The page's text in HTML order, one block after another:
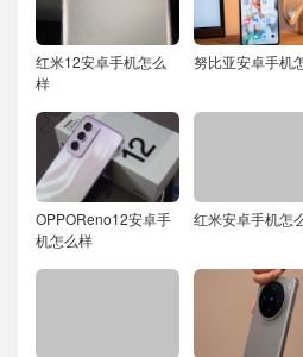
红米12安卓手机怎么
样
努比亚安卓手机
OPPOReno12安卓手
机怎么样
红米安卓手机怎